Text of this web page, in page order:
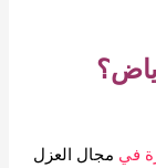
في مجال العزل